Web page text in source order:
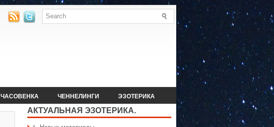
ЧАСОВЕНКА ЧЕННЕЛИНГИ ЭЗОТЕРИКА
АКТУАЛЬНАЯ ЭЗОТЕРИКА.